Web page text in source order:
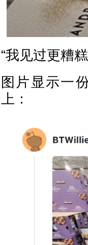
“我见过更糟
图片显示一
上：